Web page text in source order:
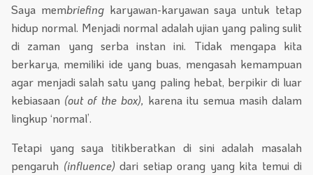
Saya membriefingkaryawan-karyawan saya untuk tetap
hidup normal. Menjadi normal adalah ujian yang paling sulit
di zaman yang serba instan ini. Tidak mengapa kita
berkarya, memiliki ide yang buas, mengasah kemampuan
agar menjadi salah satu yang paling hebat, berpikir di luar
kebiasaan (out of the box), karena itu semua masih dalam
lingkup ‘normal’.
Tetapi yang saya titikberatkan di sini adalah masalah
pengaruh (influence)dari setiap orang yang kita temui di